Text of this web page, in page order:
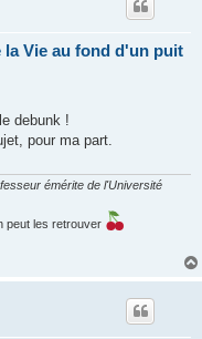
la Vie au fond d'un puit
debunk !
pour ma part.
émérite de l'Université
peut les retrouver